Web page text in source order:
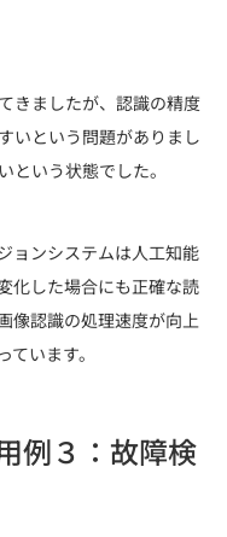
きましたが、認識の精度
いという問題がありまし
という状態でした。
ョンシステムは人工知能
化した場合にも正確な読
像認識の処理速度が向上
います。
例３：故障検